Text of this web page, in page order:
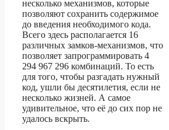
несколько механизмов, которые
позволяют сохранить содержимое
до введения необходимого кода.
Всего здесь располагается 16
различных замков-механизмов, что
позволяет запрограммировать 4
294 967 296 комбинаций. То есть
для того, чтобы разгадать нужный
код, ушли бы десятилетия, если не
несколько жизней. А самое
удивительное, что её до сих пор не
удалось вскрыть.